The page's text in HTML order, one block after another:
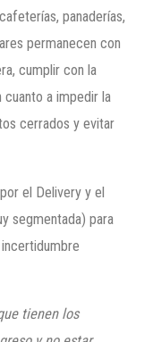
panaderías,
permanecen con
cumplir con la
cuanto a impedir la
cerrados y evitar
el Delivery y el
segmentada) para
tienen los